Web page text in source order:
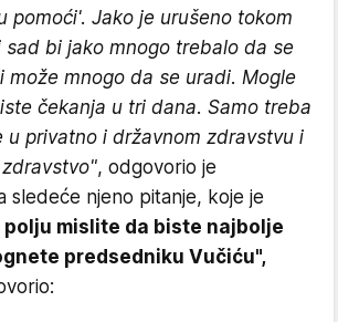
pomoći'. Jako je urušeno tokom
sad bi jako mnogo trebalo da se
može mnogo da se uradi. Mogle
čekanja u tri dana. Samo treba
u privatno i državnom zdravstvu i
, odgovorio je
sledeće njeno pitanje, koje je
polju mislite da biste najbolje
predsedniku Vučiću",